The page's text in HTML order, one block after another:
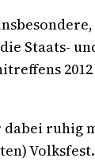
Staats-
ruhig